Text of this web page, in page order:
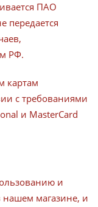
ПАО
передается
РФ.
картам
с требованиями
и MasterCard
и
нашем магазине, и